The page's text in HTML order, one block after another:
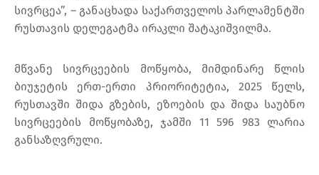
სივრცეა”, – განაცხადა საქართველოს პარლამენტში
რუსთავის დელეგატმა ირაკლი შატაკიშვილმა.
მწვანე სივრცეების მოწყობა, მიმდინარე წლის
ბიუჯეტის ერთ-ერთი პრიორიტეტია, 2025 წელს,
რუსთავში შიდა გზების, ეზოების და შიდა საუბნო
სივრცეების მოწყობაზე, ჯამში 11 596 983 ლარია
განსაზღვრული.